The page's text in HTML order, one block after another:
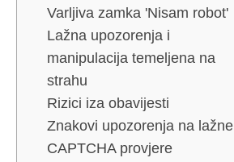
Varljiva zamka 'Nisam robot'
Lažna upozorenja i
manipulacija temeljena na
strahu
Rizici iza obavijesti
Znakovi upozorenja na lažne
CAPTCHA provjere